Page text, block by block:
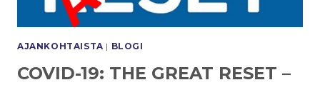
AJANKOHTAISTA | BLOGI
COVID-19: THE GREAT RESET –